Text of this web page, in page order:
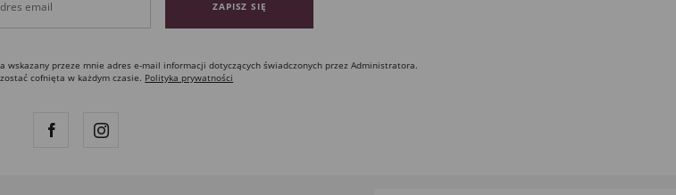
wskazany przeze mnie adres e-mail informacji dotyczących świadczonych przez Administratora.
cofnięta w każdym czasie. Polityka prywatności